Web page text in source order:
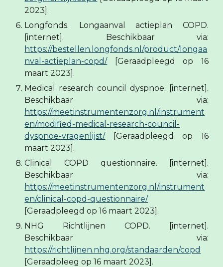
2023].
Longfonds. Longaanval actieplan COPD.
[internet]. Beschikbaar via:
https://bestellen.longfonds.nl/product/longaa
nval-actieplan-copd/[Geraadpleegd op 16
maart 2023].
Medical research council dyspnoe. [internet].
Beschikbaar via:
https://meetinstrumentenzorg.nl/instrument
en/modified-medical-research-council-
dyspnoe-vragenlijst/[Geraadpleegd op 16
maart 2023].
Clinical COPD questionnaire. [internet].
Beschikbaar via:
https://meetinstrumentenzorg.nl/instrument
en/clinical-copd-questionnaire/
[Geraadpleegd op 16 maart 2023].
NHG Richtlijnen COPD. [internet].
Beschikbaar via:
https://richtlijnen.nhg.org/standaarden/copd
[Geraadpleeg op 16 maart 2023].